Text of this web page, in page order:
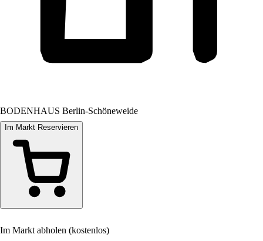
BODENHAUS Berlin-Schöneweide
Im Markt Reservieren
Im Markt abholen (kostenlos)